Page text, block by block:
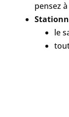
pensez
le